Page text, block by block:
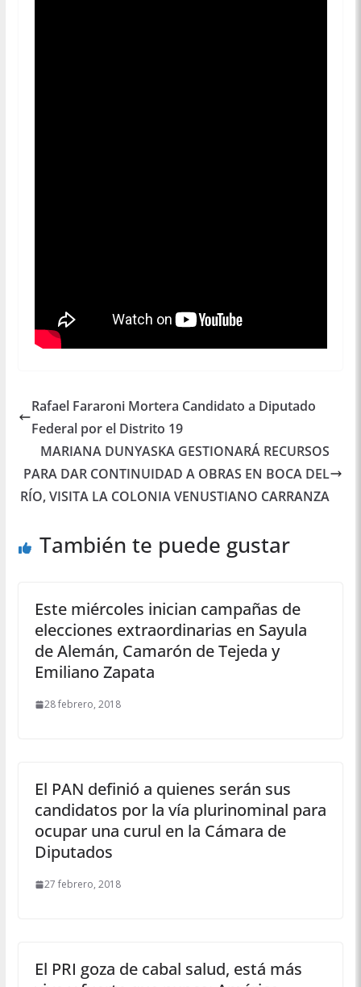
Rafael Fararoni Mortera Candidato a Diputado
Federal por el Distrito 19
MARIANA DUNYASKA GESTIONARÁ RECURSOS
PARA DAR CONTINUIDAD A OBRAS EN BOCA DEL
RÍO, VISITA LA COLONIA VENUSTIANO CARRANZA
También te puede gustar
Este miércoles inician campañas de
elecciones extraordinarias en Sayula
de Alemán, Camarón de Tejeda y
Emiliano Zapata
28 febrero, 2018
El PAN definió a quienes serán sus
candidatos por la vía plurinominal para
ocupar una curul en la Cámara de
Diputados
27 febrero, 2018
El PRI goza de cabal salud, está más